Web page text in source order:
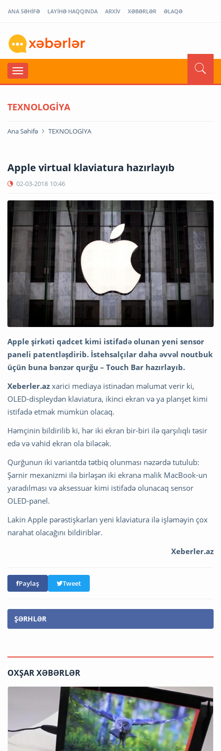
ANA SƏHİFƏ LAYİHƏ HAQQINDA ARXİV XƏBƏRLƏR ƏLAQƏ
TEXNOLOGİYA
Ana Səhifə TEXNOLOGİYA
Apple virtual klaviatura hazırlayıb
02-03-2018 10:46
Apple şirkəti qadcet kimi istifadə olunan yeni sensor
paneli patentləşdirib. İstehsalçılar daha əvvəl noutbuk
üçün buna bənzər qurğu – Touch Bar hazırlayıb.
Xeberler.az xarici mediaya istinadən məlumat verir ki,
OLED-displeydən klaviatura, ikinci ekran və ya planşet kimi
istifadə etmək mümkün olacaq.
Həmçinin bildirilib ki, hər iki ekran bir-biri ilə qarşılıqlı təsir
edə və vahid ekran ola biləcək.
Qurğunun iki variantda tətbiq olunması nəzərdə tutulub:
Şarnir mexanizmi ilə birləşən iki ekrana malik MacBook-un
yaradılması və aksessuar kimi istifadə olunacaq sensor
OLED-panel.
Lakin Apple pərəstişkarları yeni klaviatura ilə işləməyin çox
narahat olacağını bildiriblər.
Xeberler.az
Paylaş Tweet
ŞƏRHLƏR
OXŞAR XƏBƏRLƏR